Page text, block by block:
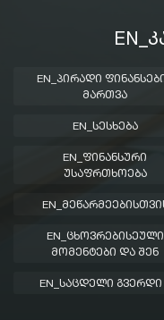
EN_ᲞᲘᲠᲐᲓᲘ
ᲛᲐᲠᲗᲕᲐ
EN_ᲡᲔᲡᲮᲔᲑᲐ
EN_ᲤᲘᲜᲐᲜᲡᲣᲠᲘ
ᲣᲡᲐᲤᲠᲗᲮᲝᲔᲑᲐ
EN_ᲪᲮᲝᲕᲠᲔᲑᲘᲡᲔᲣᲚᲘ
ᲛᲝᲛᲔᲜᲢᲔᲑᲘ ᲓᲐ ᲨᲔᲜ
EN_ᲡᲐᲪᲓᲔᲚᲘ ᲒᲕᲔᲠᲓᲘ